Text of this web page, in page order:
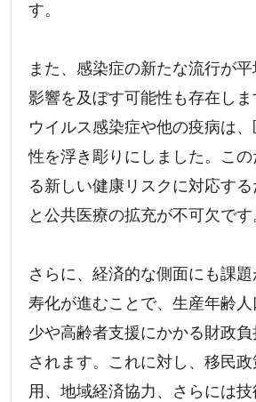
す。
また、感染症の新たな流行が
影響を及ぼす可能性も存在し
ウイルス感染症や他の疫病は
性を浮き彫りにしました。こ
る新しい健康リスクに対応する
と公共医療の拡充が不可欠です
さらに、経済的な側面にも課
寿化が進むことで、生産年齢
少や高齢者支援にかかる財政
されます。これに対し、移民
用、地域経済協力、さらには